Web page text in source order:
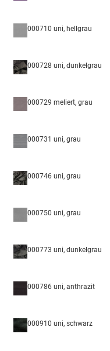
000710 uni, hellgrau
000728 uni, dunkelgrau
000729 meliert, grau
000731 uni, grau
000746 uni, grau
000750 uni, grau
000773 uni, dunkelgrau
000786 uni, anthrazit
000910 uni, schwarz